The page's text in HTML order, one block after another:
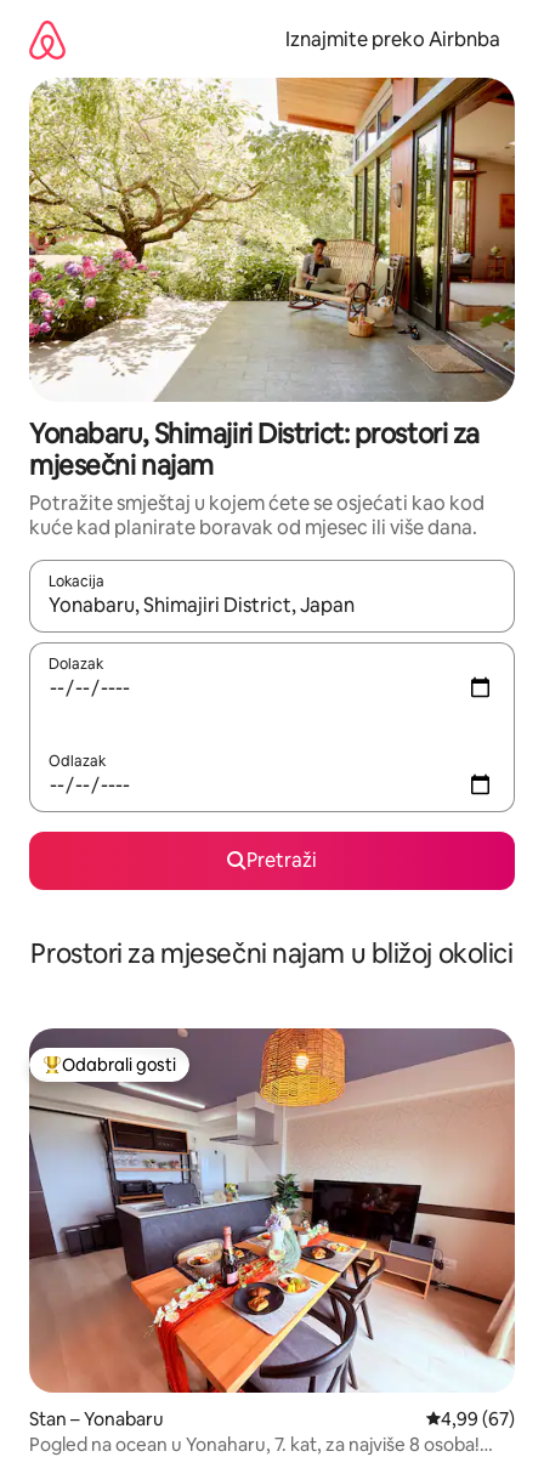
sadržaj
Iznajmite preko Airbnba
Yonabaru, Shimajiri District: prostori za
mjesečni najam
Potražite smještaj u kojem ćete se osjećati kao kod
kuće kad planirate boravak od mjesec ili više dana.
Lokacija
Kada budu dostupni rezultati, moći ćete ih pregledati
Dolazak
Odlazak
Pretraži
Prostori za mjesečni najam u bližoj okolici
Među najviše rangiranima s oznakom „Odabrali gosti”
Odabrali gosti
Stan – Yonabaru Prosječna
4,99 (67)
Pogled na ocean u Yonaharu, 7. kat, za najviše 8 osoba!